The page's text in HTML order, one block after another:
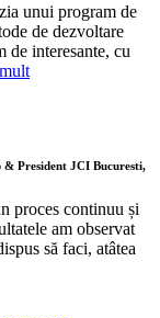
unui program de
de dezvoltare
de interesante, cu
President JCI Bucuresti,
proces continuu și
am observat
să faci, atâtea